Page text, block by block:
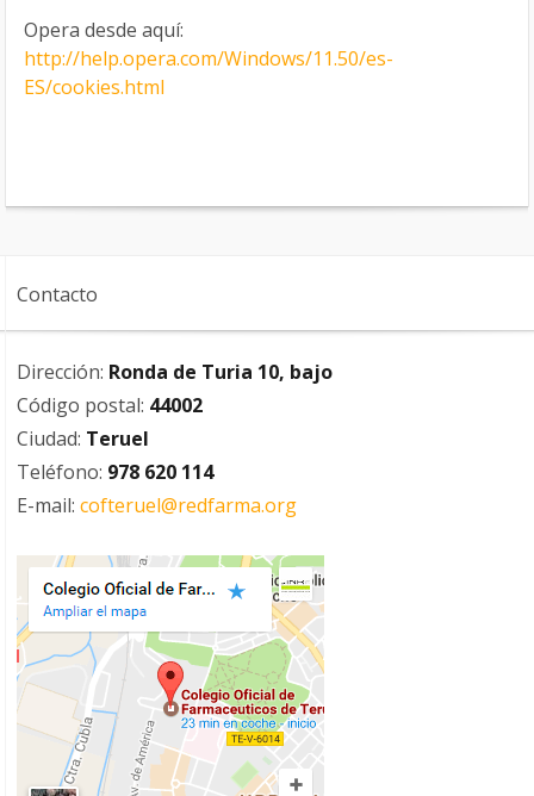
Opera desde aquí:
http://help.opera.com/Windows/11.50/es-
ES/cookies.html
Contacto
Dirección: Ronda de Turia 10, bajo
Código postal: 44002
Ciudad: Teruel
Teléfono: 978 620 114
E-mail:cofteruel@redfarma.org